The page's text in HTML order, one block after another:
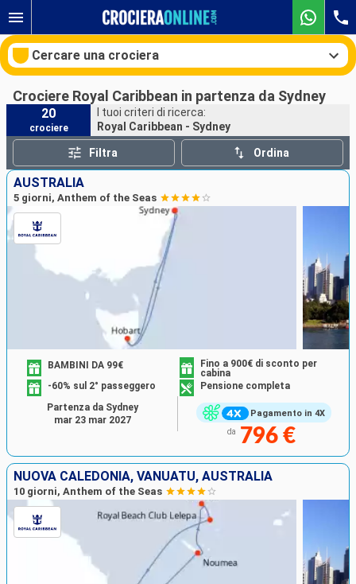
Cercare una crociera
Le nostre destinazioni
Mesi di partenza
Porti
Ricerca
Crociere Royal Caribbean in partenza da Sydney
20
crociere
I tuoi criteri di ricerca:
Royal Caribbean - Sydney
Filtra Ordina
AUSTRALIA
5 giorni, Anthem of the Seas
Pagamento in 4X
BAMBINI DA 99€
Fino a 900€ di sconto per
cabina
-60% sul 2° passeggero
Pensione completa
da 796 €
Partenza da Sydney
mar 23 mar 2027
NUOVA CALEDONIA, VANUATU, AUSTRALIA
10 giorni, Anthem of the Seas